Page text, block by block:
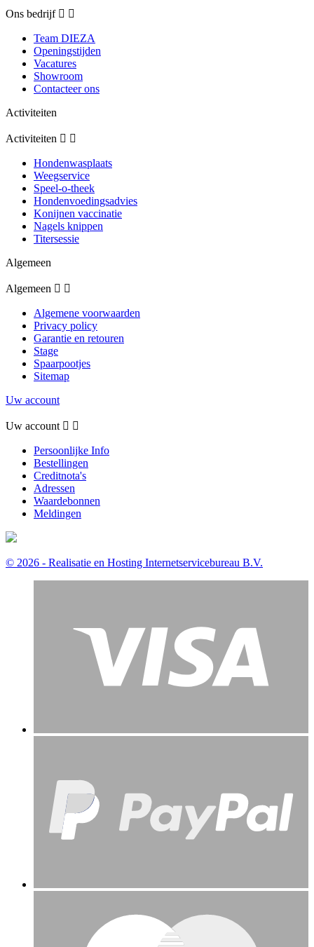
Ons bedrijf  
Team DIEZA
Openingstijden
Vacatures
Showroom
Contacteer ons
Activiteiten
Activiteiten  
Hondenwasplaats
Weegservice
Speel-o-theek
Hondenvoedingsadvies
Konijnen vaccinatie
Nagels knippen
Titersessie
Algemeen
Algemeen  
Algemene voorwaarden
Privacy policy
Garantie en retouren
Stage
Spaarpootjes
Sitemap
Uw account
Uw account  
Persoonlijke Info
Bestellingen
Creditnota's
Adressen
Waardebonnen
Meldingen
© 2026 - Realisatie en Hosting Internetservicebureau B.V.